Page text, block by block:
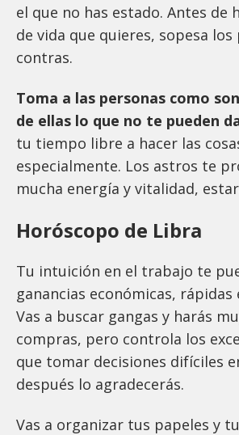
el que no has estado. Antes de
de vida que quieres, sopesa los
contras.
Toma a las personas como
de ellas lo que no te pueden
tu tiempo libre a hacer las
especialmente. Los astros te
mucha energía y vitalidad,
Horóscopo de Libra
Tu intuición en el trabajo te
ganancias económicas,
Vas a buscar gangas y harás
compras, pero controla los
que tomar decisiones difíciles
después lo agradecerás.
Vas a organizar tus papeles y